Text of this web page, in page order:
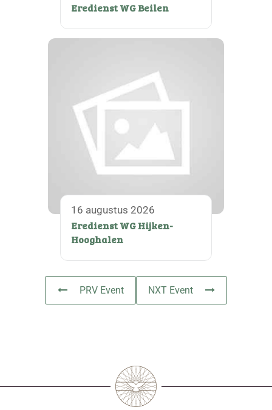
Eredienst WG Beilen
16 augustus 2026
Eredienst WG Hijken-
Hooghalen
PRV Event NXT Event